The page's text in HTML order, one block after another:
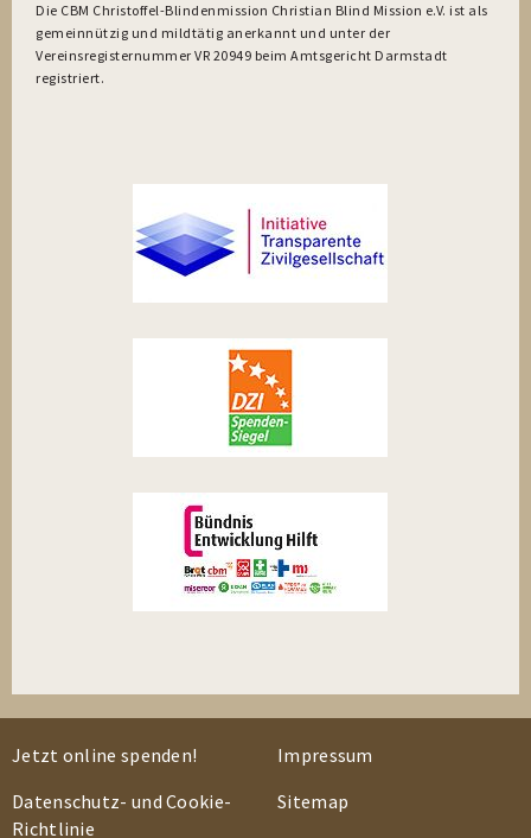
Die CBM Christoffel-Blindenmission Christian Blind Mission e.V. ist als
gemeinnützig und mildtätig anerkannt und unter der
Vereinsregisternummer VR 20949 beim Amtsgericht Darmstadt
registriert.
Jetzt online spenden!
Impressum
Datenschutz- und Cookie-
Richtlinie
Sitemap